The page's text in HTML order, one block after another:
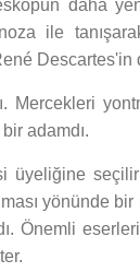
daha
ile
Mercekleri
adamdı.
üyeliğine
yönünde
Önemli